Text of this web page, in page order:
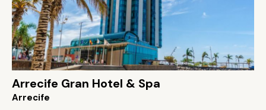
Arrecife Gran Hotel & Spa
Arrecife